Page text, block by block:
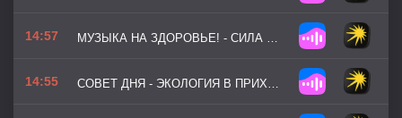
14:57 МУЗЫКА НА ЗДОРОВЬЕ! - СИЛА МОМЕНТА
14:55 СОВЕТ ДНЯ - ЭКОЛОГИЯ В ПРИХОЖЕЙ